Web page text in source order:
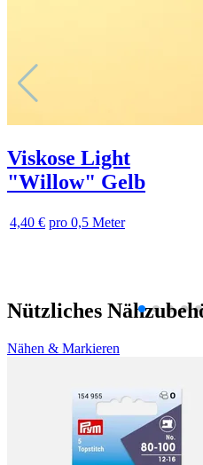
Viskose Light
"Willow" Gelb
4,40 € pro 0,5 Meter
Nützliches
Nähen & Markieren